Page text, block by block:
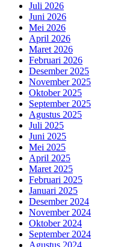
Juli 2026
Juni 2026
Mei 2026
April 2026
Maret 2026
Februari 2026
Desember 2025
November 2025
Oktober 2025
September 2025
Agustus 2025
Juli 2025
Juni 2025
Mei 2025
April 2025
Maret 2025
Februari 2025
Januari 2025
Desember 2024
November 2024
Oktober 2024
September 2024